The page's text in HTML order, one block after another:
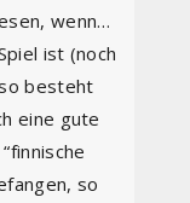
wenn…
ist (noch
besteht
eine gute
so